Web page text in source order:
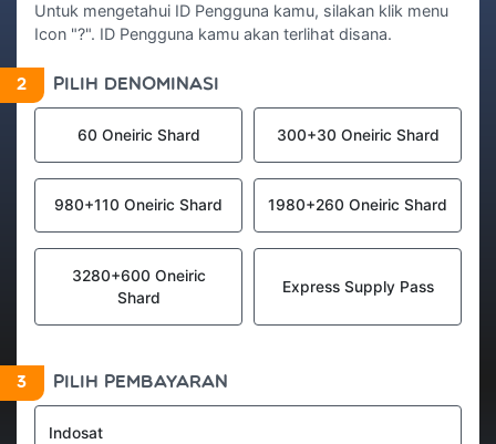
Untuk mengetahui ID Pengguna kamu, silakan klik menu
Icon "?". ID Pengguna kamu akan terlihat disana.
2 PILIH DENOMINASI
60 Oneiric Shard 300+30 Oneiric Shard
980+110 Oneiric Shard 1980+260 Oneiric Shard
3280+600 Oneiric
Shard
Express Supply Pass
3 PILIH PEMBAYARAN
Indosat